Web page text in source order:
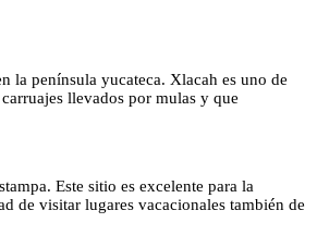
la península yucateca. Xlacah es uno de
llevados por mulas y que
Este sitio es excelente para la
de visitar lugares vacacionales también de